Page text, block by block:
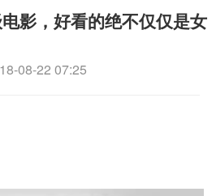
电影，好看的绝不仅仅是女
08-22 07:25